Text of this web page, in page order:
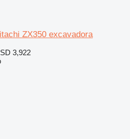
ZX350 excavadora
3,922